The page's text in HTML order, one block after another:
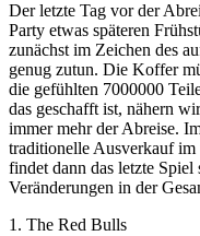
Der letzte Tag vor der
Party etwas späteren
zunächst im Zeichen des
genug zutun. Die Koffer
die gefühlten 7000000
das geschafft ist, nähern
immer mehr der Abreise.
traditionelle Ausverkauf im
findet dann das letzte
Veränderungen in der
1. The Red Bulls